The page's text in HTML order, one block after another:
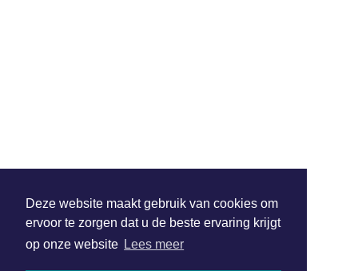
Deze website maakt gebruik van cookies om
ervoor te zorgen dat u de beste ervaring krijgt
op onze website Lees meer